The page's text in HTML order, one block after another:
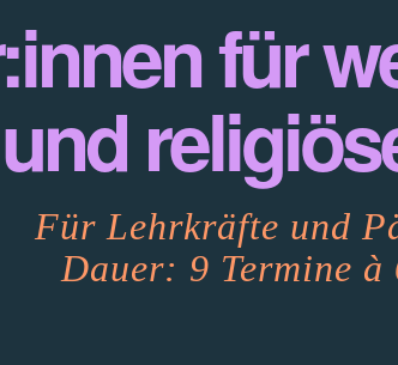
für
und
Für Lehrkräfte und
Dauer: 9 Termine à